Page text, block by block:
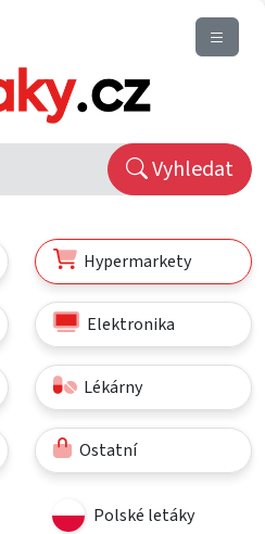
Vyhledat
Hypermarkety
Elektronika
Lékárny
Ostatní
Polské letáky